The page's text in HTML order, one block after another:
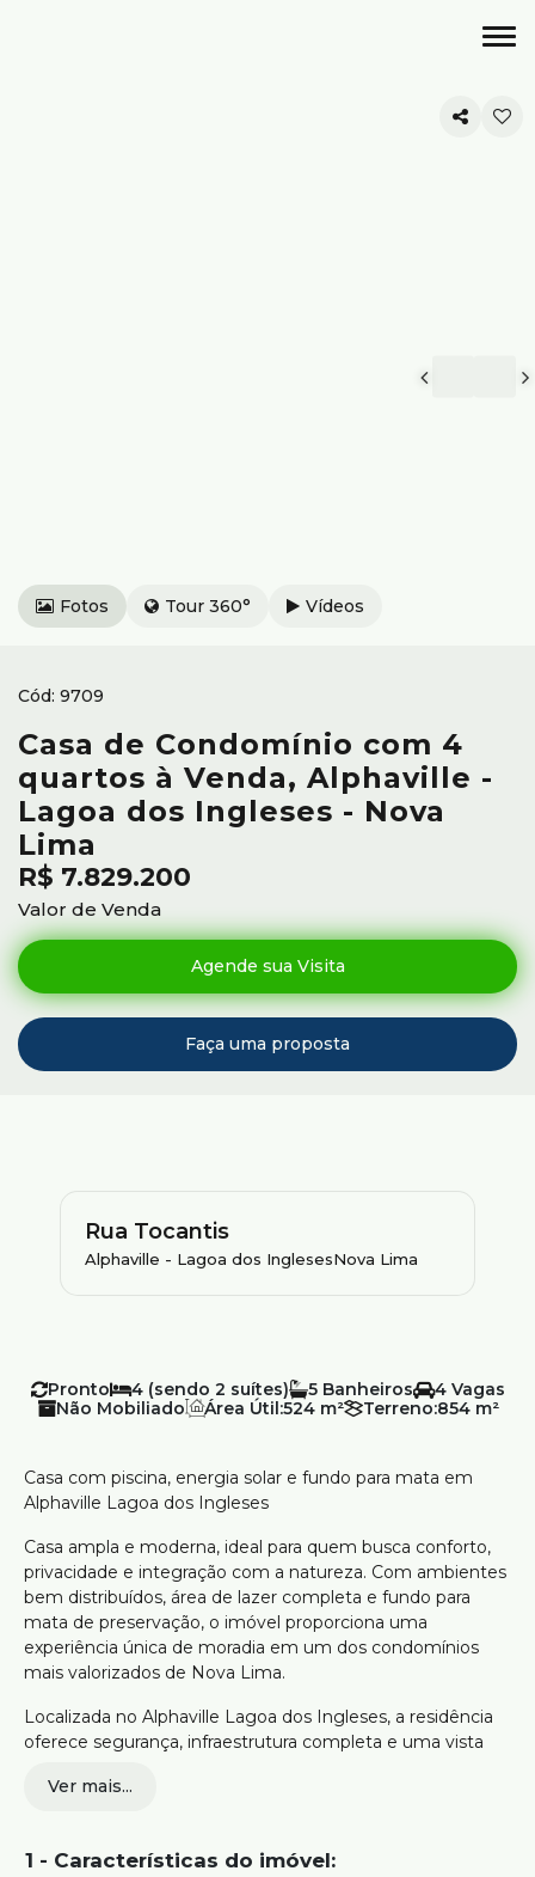
Fotos Tour 360° Vídeos
Casa de Condomínio com 4
quartos à Venda, Alphaville -
Lagoa dos Ingleses - Nova
Lima
R$ 7.829.200
Valor de Venda
9709
Rua Tocantis
Alphaville - Lagoa dos InglesesNova Lima
Pronto 4 (sendo 2 suítes) 5
4
Não Mobiliado
Área Útil:524 m² Terreno:854 m²
Casa com piscina, energia solar e fundo para mata em
Alphaville Lagoa dos Ingleses
Casa ampla e moderna, ideal para quem busca conforto,
privacidade e integração com a natureza. Com ambientes
bem distribuídos, área de lazer completa e fundo para
mata de preservação, o imóvel proporciona uma
experiência única de moradia em um dos condomínios
mais valorizados de Nova Lima.
Localizada no Alphaville Lagoa dos Ingleses, a residência
oferece segurança, infraestrutura completa e uma vista
área verde.
05 quartos, sendo 03 suítes e 02 semi-suítes
Ver mais...
1 - Características do imóvel: